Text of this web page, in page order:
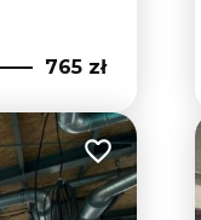
765 zł
Dodaj do